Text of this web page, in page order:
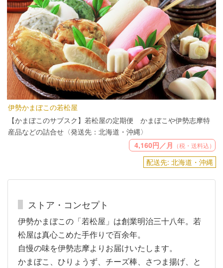
伊勢かまぼこの若松屋
【かまぼこのサブスク】若松屋の定期便 かまぼこや伊勢志摩特
産品などの詰合せ〈発送先：北海道・沖縄〉
4,160円／月 （税・送料込）
配送先: 北海道・沖縄
ストア・コンセプト
伊勢かまぼこの「若松屋」は創業明治三十八年。若
松屋は真心こめた手作りで百余年。
自慢の味を伊勢志摩よりお届けいたします。
かまぼこ、ひりょうず、チーズ棒、さつま揚げ、と